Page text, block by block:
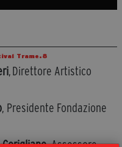
Trame.8
, Direttore Artistico
, Presidente Fondazione